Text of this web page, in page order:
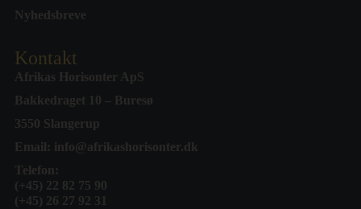
Nyhedsbreve
Kontakt
Afrikas Horisonter ApS
Bakkedraget 10 – Buresø
3550 Slangerup
Email: info@afrikashorisonter.dk
Telefon:
(+45) 22 82 75 90
(+45) 26 27 92 31